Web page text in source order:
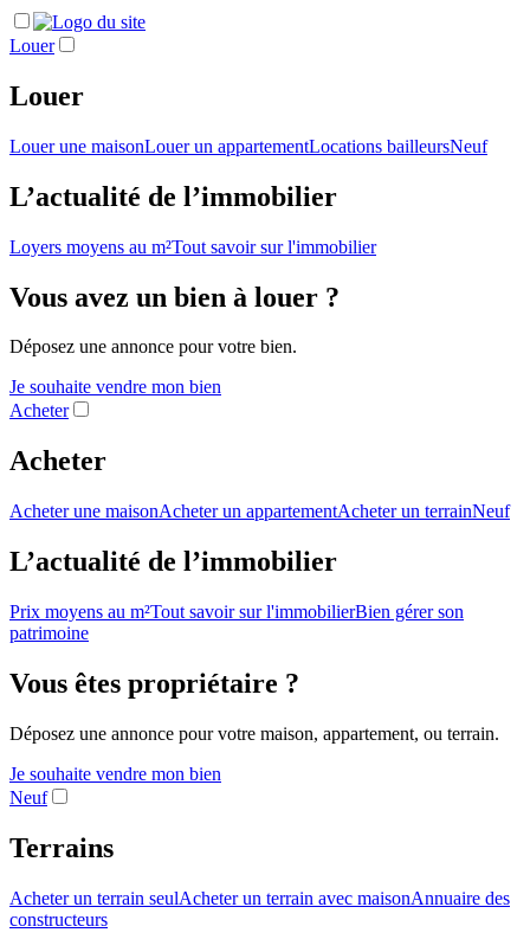
Louer
Louer
Louer une maisonLouer un appartementLocations bailleursNeuf
L’actualité de l’immobilier
Loyers moyens au m²Tout savoir sur l'immobilier
Vous avez un bien à louer ?
Déposez une annonce pour votre bien.
Je souhaite vendre mon bien
Acheter
Acheter
Acheter une maisonAcheter un appartementAcheter un terrainNeuf
L’actualité de l’immobilier
Prix moyens au m²Tout savoir sur l'immobilierBien gérer son
patrimoine
Vous êtes propriétaire ?
Déposez une annonce pour votre maison, appartement, ou terrain.
Je souhaite vendre mon bien
Neuf
Terrains
Acheter un terrain seulAcheter un terrain avec maisonAnnuaire des
constructeurs